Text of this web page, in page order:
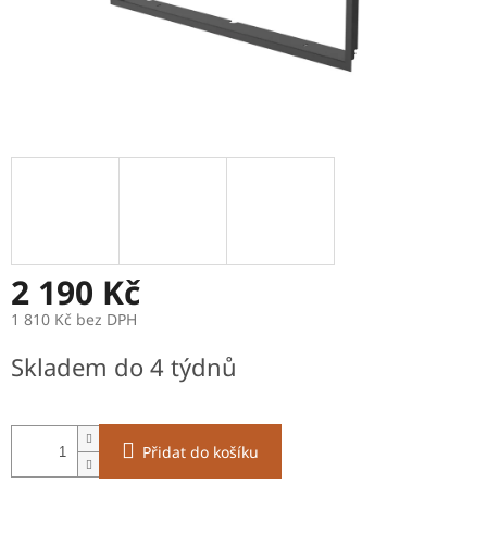
2 190 Kč
1 810 Kč bez DPH
cena:
Skladem do 4 týdnů
Přidat do košíku